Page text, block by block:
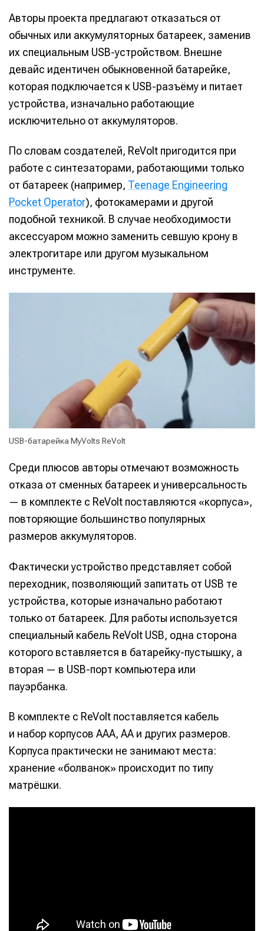
Авторы проекта предлагают отказаться от
обычных или аккумуляторных батареек, заменив
их специальным USB-устройством. Внешне
девайс идентичен обыкновенной батарейке,
которая подключается к USB-разъёму и питает
устройства, изначально работающие
исключительно от аккумуляторов.
По словам создателей, ReVolt пригодится при
работе с синтезаторами, работающими только
от батареек (например, Teenage Engineering
Pocket Operator), фотокамерами и другой
подобной техникой. В случае необходимости
аксессуаром можно заменить севшую крону в
электрогитаре или другом музыкальном
инструменте.
USB-батарейка MyVolts ReVolt
Среди плюсов авторы отмечают возможность
отказа от сменных батареек и универсальность
— в комплекте с ReVolt поставляются «корпуса»,
повторяющие большинство популярных
размеров аккумуляторов.
Фактически устройство представляет собой
переходник, позволяющий запитать от USB те
устройства, которые изначально работают
только от батареек. Для работы используется
специальный кабель ReVolt USB, одна сторона
которого вставляется в батарейку-пустышку, а
вторая — в USB-порт компьютера или
пауэрбанка.
В комплекте с ReVolt поставляется кабель
и набор корпусов AAA, AA и других размеров.
Корпуса практически не занимают места:
хранение «болванок» происходит по типу
матрёшки.